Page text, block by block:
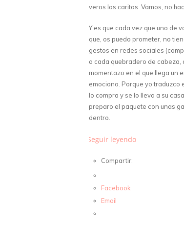
veros las caritas. Vamos, no
Y es que cada vez que uno de
que, os puedo prometer, no
gestos en redes sociales
a cada quebradero de cabeza,
momentazo en el que llega un
emociono. Porque yo traduzco
lo compra y se lo lleva a su
preparo el paquete con unas
dentro.
Seguir leyendo
Compartir:
Facebook
Email